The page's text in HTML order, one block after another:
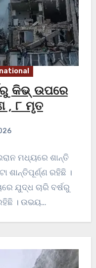
କିଭ୍ ଉପରେ
, ୮ ମୃତ
ମଧ୍ୟରେ ଶାନ୍ତି
ଶାନ୍ତିପୂର୍ଣ୍ଣ ରହିଛି ।
ଯୁଦ୍ଧ ଚାରି ବର୍ଷରୁ
। ଉଭୟ…